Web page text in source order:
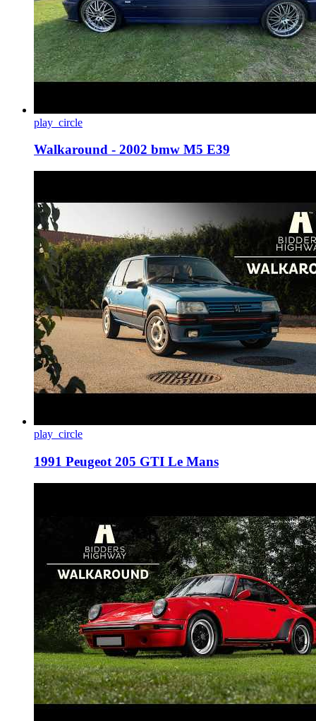
play_circle
Walkaround - 2002 bmw M5 E39
play_circle
1991 Peugeot 205 GTI Le Mans